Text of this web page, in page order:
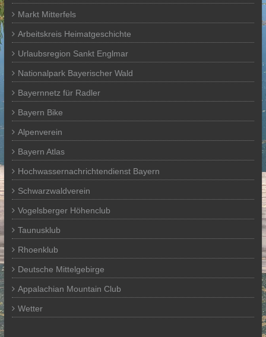
Markt Mitterfels
Arbeitskreis Heimatgeschichte
Urlaubsregion Sankt Englmar
Nationalpark Bayerischer Wald
Bayernnetz für Radler
Bayern Bike
Alpenverein
Bayern Atlas
Hochwassernachrichtendienst Bayern
Schwarzwaldverein
Vogelsberger Höhenclub
Taunusklub
Rhoenklub
Deutsche Mittelgebirge
Appalachian Mountain Club
Wetter